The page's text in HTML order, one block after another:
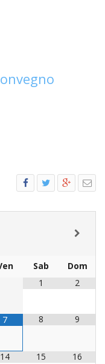
Sab
Dom
1
2
7 8 9
14 15 16